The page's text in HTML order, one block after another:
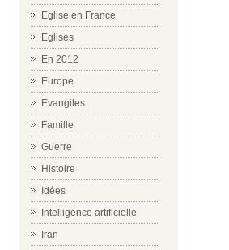
Eglise en France
Eglises
En 2012
Europe
Evangiles
Famille
Guerre
Histoire
Idées
Intelligence artificielle
Iran